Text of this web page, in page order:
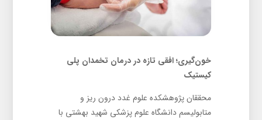
خون‌گیری؛ افقی تازه در درمان تخمدان پلی
کیستیک
محققان پژوهشکده علوم غدد درون ریز و
متابولیسم دانشگاه علوم پزشکی شهید بهشتی با